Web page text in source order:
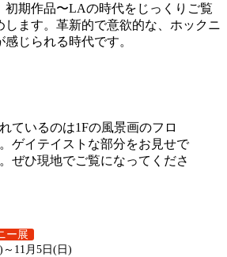
初期作品〜LAの時代をじっくりご覧
します。革新的で意欲的な、ホックニ
じられる時代です。
ているのは1Fの風景画のフロ
ゲイテイストな部分をお見せで
ぜひ現地でご覧になってくださ
ー展
11月5日(日)